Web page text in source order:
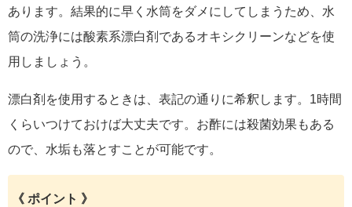
あります。結果的に早く水筒をダメにしてしまうため、水
筒の洗浄には酸素系漂白剤であるオキシクリーンなどを使
用しましょう。
漂白剤を使用するときは、表記の通りに希釈します。 1時間
くらいつけておけば大丈夫です。 お酢には殺菌効果もある
ので、水垢も落とすことが可能です。
《 ポイント 》